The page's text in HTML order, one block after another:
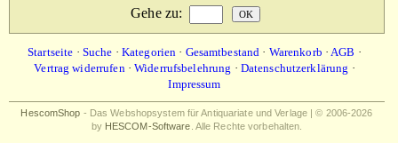
Gehe zu:
Startseite · Suche · Kategorien · Gesamtbestand · Warenkorb ·AGB ·
Vertrag widerrufen·Widerrufsbelehrung · Datenschutzerklärung ·
Impressum
HescomShop - Das Webshopsystem für Antiquariate und Verlage | © 2006-2026
by HESCOM-Software . Alle Rechte vorbehalten.